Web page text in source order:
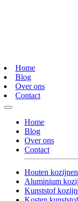
Home
Blog
Over ons
Contact
Home
Blog
Over ons
Contact
Houten kozijnen
Aluminium
Kunststof